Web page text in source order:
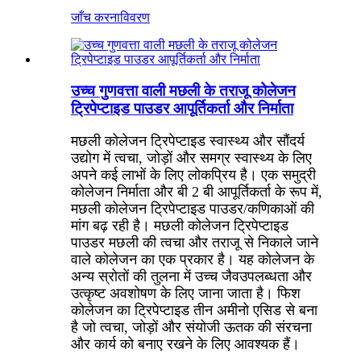
जाँच करनाविवरण
उच्च गुणवत्ता वाली मछली के तराजू कोलेजन
ट्रिपेप्टाइड पाउडर आपूर्तिकर्ता और निर्माता
मछली कोलेजन ट्रिपेप्टाइड स्वास्थ्य और सौंदर्य
उद्योग में त्वचा, जोड़ों और समग्र स्वास्थ्य के लिए
अपने कई लाभों के लिए लोकप्रिय है। एक समुद्री
कोलेजन निर्माता और बी 2 बी आपूर्तिकर्ता के रूप में,
मछली कोलेजन ट्रिपेप्टाइड पाउडर/कणिकाओं की
मांग बढ़ रही है। मछली कोलेजन ट्रिपेप्टाइड
पाउडर मछली की त्वचा और तराजू से निकाले जाने
वाले कोलेजन का एक प्रकार है। यह कोलेजन के
अन्य स्रोतों की तुलना में उच्च जैवउपलब्धता और
उत्कृष्ट अवशोषण के लिए जाना जाता है। फिश
कोलेजन का ट्रिपेप्टाइड तीन अमीनो एसिड से बना
है जो त्वचा, जोड़ों और संयोजी ऊतक की संरचना
और कार्य को बनाए रखने के लिए आवश्यक हैं।